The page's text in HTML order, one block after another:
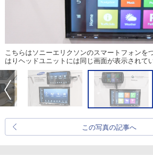
こちらはソニーエリクソンのスマートフォンを
はりヘッドユニットには同じ画面が表示されて
この写真の記事へ